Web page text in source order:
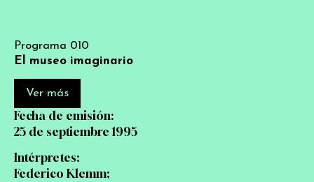
Fecha de emisión:
25 de septiembre 1995
Intérpretes:
Federico Klemm;
Programa 010
El museo imaginario
Ver más